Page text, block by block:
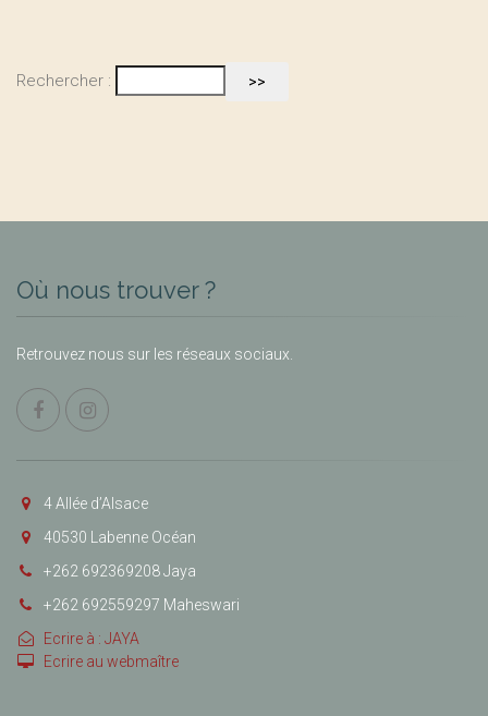
Rechercher :
Où nous trouver ?
Retrouvez nous sur les réseaux sociaux.
4 Allée d’Alsace
40530 Labenne Océan
+262 692369208 Jaya
+262 692559297 Maheswari
Ecrire à : JAYA
Ecrire au webmaître